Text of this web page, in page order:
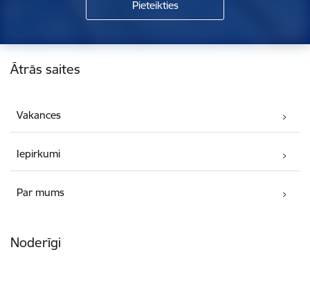
Kājene
Ātrās saites
Vakances
Iepirkumi
Par mums
Noderīgi